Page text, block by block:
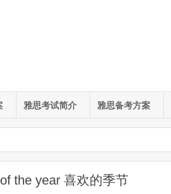
雅思考试简介 雅思备考方案
the year 喜欢的季节